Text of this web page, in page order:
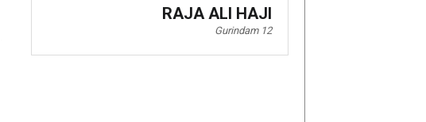
RAJA ALI HAJI
Gurindam 12